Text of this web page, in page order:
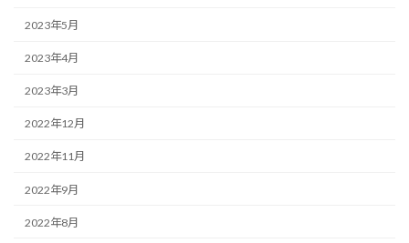
2023年5月
2023年4月
2023年3月
2022年12月
2022年11月
2022年9月
2022年8月